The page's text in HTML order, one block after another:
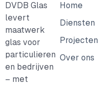
DVDB Glas
levert
maatwerk
glas voor
particulieren
en bedrijven
– met
Home
Diensten
Projecten
Over ons